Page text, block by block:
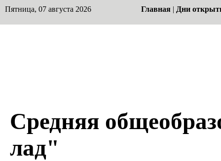
Пятница, 07 августа 2026 Главная | Дни
Средняя
лад"